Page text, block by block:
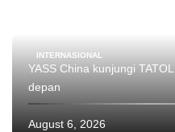
INTERNASIONAL
YASS China kunjungi
depan
August 6, 2026